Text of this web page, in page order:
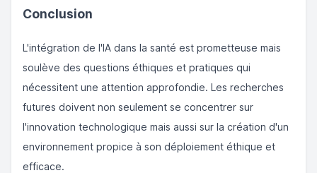
Conclusion
L'intégration de l'IA dans la santé est prometteuse mais
soulève des questions éthiques et pratiques qui
nécessitent une attention approfondie. Les recherches
futures doivent non seulement se concentrer sur
l'innovation technologique mais aussi sur la création d'un
environnement propice à son déploiement éthique et
efficace.